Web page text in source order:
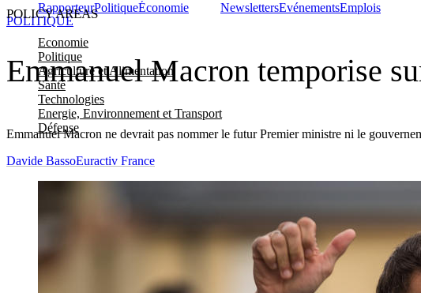
POLICY AREAS
Economie
Politique
Agriculture et Alimentation
Santé
Technologies
Energie, Environnement et Transport
Défense
RapporteurPolitiqueÉconomie NewslettersEvénementsEmplois
Emmanuel Macron temporise
Emmanuel Macron ne devrait pas nommer le futur Premier ministre ni le
POLITIQUE
Davide BassoEuractiv France